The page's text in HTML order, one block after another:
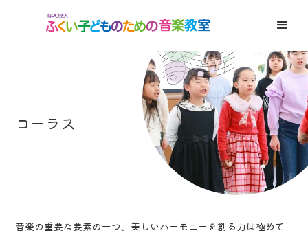
コーラス
音楽の重要な要素の一つ、美しいハーモニーを創る力は極めて